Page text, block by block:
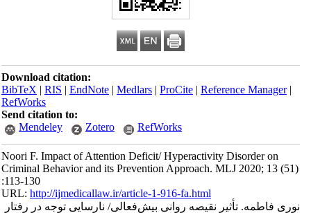
Download citation:
BibTeX|RIS|EndNote|Medlars|ProCite|Reference Manager
RefWorks
Send citation to:
Mendeley
Zotero RefWorks
Noori F. Impact of Attention Deficit/ Hyperactivity Disorder on
Criminal Behavior and its Prevention Approach. MLJ 2020; 13 (51)
:113-130
URL:http://ijmedicallaw.ir/article-1-916-fa.html
نوری فاطمه. تأثیر نقیصه روانی بیش‌فعالی/ نارسایی توجه در رفتار